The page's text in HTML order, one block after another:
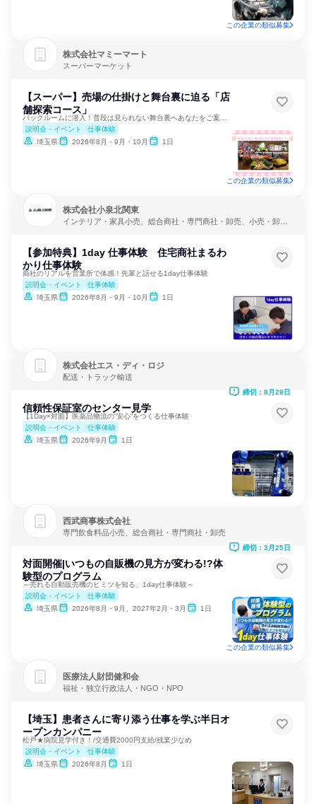
この企業の類似募集
株式会社マミーマート
スーパーマーケット
【スーパー】売場の仕掛けと舞台裏に迫る「店
舗探索コース」
説明会・イベント
仕事体験
埼玉県
2026年8月・9月・10月 1日
この企業の類似募集
株式会社小泉北関東
インテリア・家具小売、総合商社・専門商社・卸売、小売・卸
【参加特典】1day 仕事体験 住宅商社まるわ
かり仕事体験
商社のリアルを営業所で体感！先輩と話せる1day仕事体験
説明会・イベント
仕事体験
埼玉県
2026年8月・9月・10月 1日
株式会社エス・ディ・ロジ
配送・トラック輸送
信頼性保証室のセンター見学
【1Day×対面】医薬品物流の”安心”をつくる仕事体験
説明会・イベント
仕事体験
埼玉県
2026年9月 1日
締切：8月28日
西武商事株式会社
専門飲食料品小売、総合商社・専門商社・卸売
対面開催|いつもの自販機の見方が変わる!?体
験型のプログラム
～売れる自動販売機のヒミツを知る、1day仕事体験～
説明会・イベント
仕事体験
埼玉県
2026年8月・9月、2027年2月・3月 1日
締切：3月25日
この企業の類似募集
医療法人財団健和会
福祉・独立行政法人・NGO・NPO
【埼玉】患者さんに寄り添う仕事を学ぶ半日オ
ープンカンパニー
松戸★病院見学付き！/交通費2000円支給/残業少なめ
説明会・イベント
仕事体験
埼玉県
2026年8月 1日